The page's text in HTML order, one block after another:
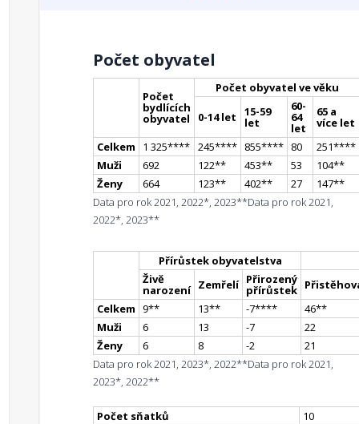
Počet obyvatel
Počet
bydlících
obyvatel
Počet obyvatel ve věku
0-14 let 15-59
let
60-
64
let
65 a
více let
Celkem
1 325**** 245**** 855**** 80 251****
Muži
692 122** 453** 53 104**
Ženy
664 123** 402** 27 147**
Data pro rok 2021, 2022*, 2023**Data pro rok 2021,
2022*, 2023**
Přírůstek obyvatelstva
Živě
narození Zemřelí Přirozený
přírůstek
Celkem 9** 13** -7**** 46**
Muži
6 13 -7
22
Ženy
6 8 -2
21
Data pro rok 2021, 2023*, 2022**Data pro rok 2021,
2023*, 2022**
Počet sňatků
10